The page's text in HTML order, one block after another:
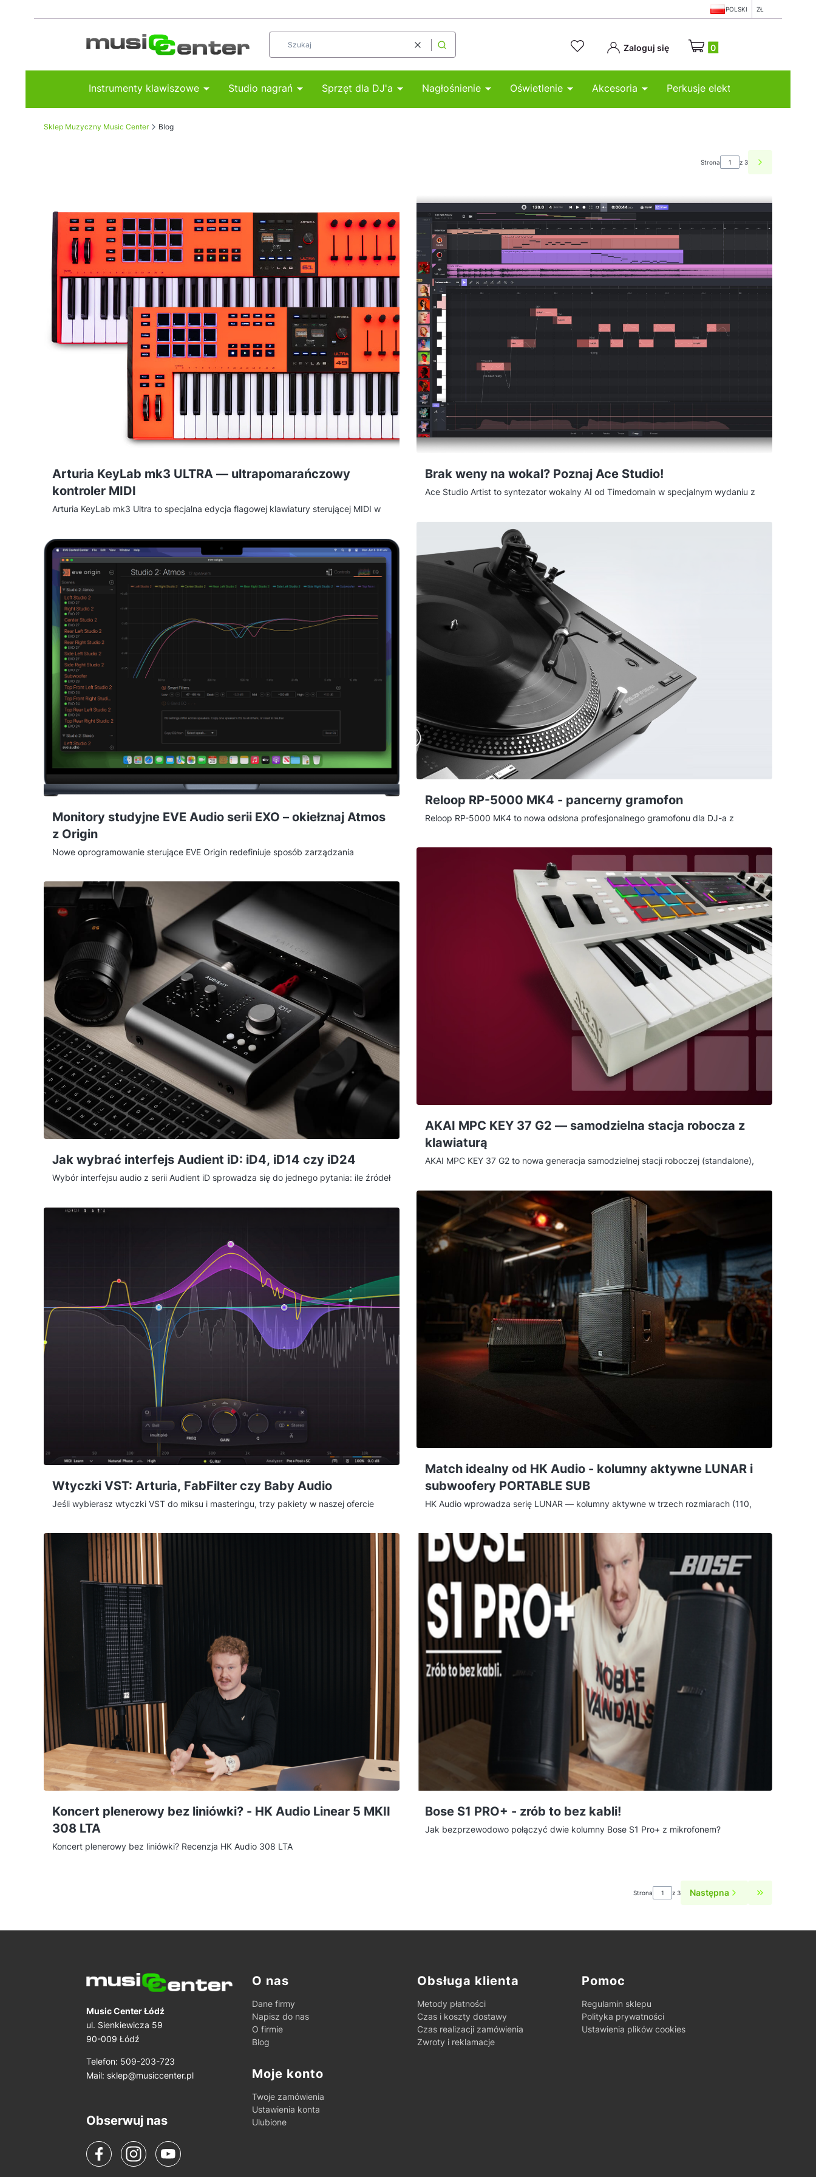
POLSKI ZŁ
WyczyśćSzukaj Zaloguj się Produkty w koszyku: 0. Zobacz
Instrumenty klawiszowe Studio nagrań Sprzęt dla DJ'a Nagłośnienie Oświetlenie Akcesoria Perkusje elektroniczne
Sklep Muzyczny Music Center Blog
Strona z 3 Następne
Arturia KeyLab mk3 ULTRA — ultrapomarańczowy
kontroler MIDI
Arturia KeyLab mk3 Ultra to specjalna edycja flagowej klawiatury sterującej MIDI w
kolorystyka, nie specyfikacja. Poniżej tłumaczę, co ta klawiatura realnie oferuje, co
dostajesz w pakiecie oprogramowania i który z dwóch rozmiarów wybrać.
Monitory studyjne EVE Audio serii EXO – okiełznaj Atmos
z Origin
Nowe oprogramowanie sterujące EVE Origin redefiniuje sposób zarządzania
systemy Windows oraz macOS pozwala z poziomu pulpitu komputera kontrolować
zaawansowaną korekcję, filtry akustyczne oraz opóźnienia podłączonych głośników.
Z tego artykułu dowiesz się, jak nowa platforma integruje się z ekosystemem
monitorów serii EXO i jak ułatwia codzienną pracę nad miksem.
Jak wybrać interfejs Audient iD: iD4, iD14 czy iD24
Wybór interfejsu audio z serii Audient iD sprowadza się do jednego pytania: ile źródeł
— wszystkie trzy dzielą ten sam, konsolowy rodowód brytyjskich preampów
Wtyczki VST: Arturia, FabFilter czy Baby Audio
Jeśli wybierasz wtyczki VST do miksu i masteringu, trzy pakiety w naszej ofercie
Bundle to nowoczesna kreatywność. Poniżej tłumaczę, czym każdy z nich naprawdę
jest i dla kogo ma sens — bo to nie są konkurenci, tylko narzędzia do różnych
zadań.
Koncert plenerowy bez liniówki? - HK Audio Linear 5 MKII
308 LTA
Koncert plenerowy bez liniówki? Recenzja HK Audio 308 LTA
Brak weny na wokal? Poznaj Ace Studio!
Ace Studio Artist to syntezator wokalny AI od Timedomain w specjalnym wydaniu z
generator głosu z ekspresją żywego człowieka, a nie mechaniczna wtyczka do
zmiany barwy. Poniżej tłumaczę, jak to działa w praktyce i którą z dwóch licencji —
Artist czy Artist Pro — wybrać.
Reloop RP-5000 MK4 - pancerny gramofon
Reloop RP-5000 MK4 to nowa odsłona profesjonalnego gramofonu dla DJ-a z
+/-50%. Poniżej tłumaczę, dla kogo ten gramofon ma sens i gdzie naprawdę
AKAI MPC KEY 37 G2 — samodzielna stacja robocza z
klawiaturą
AKAI MPC KEY 37 G2 to nowa generacja samodzielnej stacji roboczej (standalone),
muzyczny z 8-rdzeniowym procesorem, 7-calowym ekranem dotykowym i 37
klawiszami z Aftertouchem. Poniżej tłumaczę, co realnie zmienia generacja G2 i dla
kogo ten instrument ma największy sens.
Match idealny od HK Audio - kolumny aktywne LUNAR i
subwoofery PORTABLE SUB
HK Audio wprowadza serię LUNAR — kolumny aktywne w trzech rozmiarach (110,
koncercie bez kombinowania z dopasowywaniem sprzętu. Poniżej tłumaczę, czym
te paczki się różnią i który zestaw ma realny sens dla Twojego grania.
Bose S1 PRO+ - zrób to bez kabli!
Jak bezprzewodowo połączyć dwie kolumny Bose S1 Pro+ z mikrofonem?
Strona z 3 Następna Przejdź do
Music Center Łódź
ul. Sienkiewicza 59
90-009 Łódź
Telefon: 509-203-723
Mail: sklep@musiccenter.pl
Obserwuj nas
Linki w stopce
O nas
Dane firmy
Napisz do nas
O firmie
Blog
Obsługa klienta
Metody płatności
Czas i koszty dostawy
Czas realizacji zamówienia
Zwroty i reklamacje
Pomoc
Regulamin sklepu
Polityka prywatności
Ustawienia plików cookies
Moje konto
Twoje zamówienia
Ustawienia konta
Ulubione